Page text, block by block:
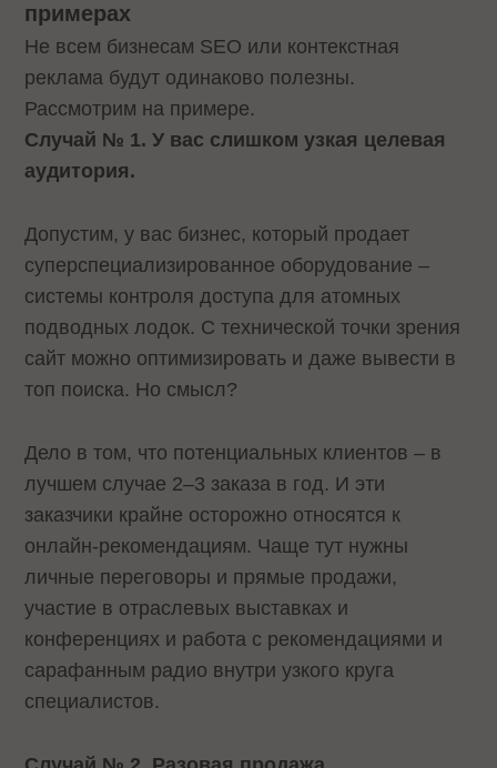
примерах
Не всем бизнесам SEO или контекстная
реклама будут одинаково полезны.
Рассмотрим на примере.
Случай № 1. У вас слишком узкая целевая
аудитория.
Допустим, у вас бизнес, который продает
суперспециализированное оборудование –
системы контроля доступа для атомных
подводных лодок. С технической точки зрения
сайт можно оптимизировать и даже вывести в
топ поиска. Но смысл?
Дело в том, что потенциальных клиентов – в
лучшем случае 2–3 заказа в год. И эти
заказчики крайне осторожно относятся к
онлайн-рекомендациям. Чаще тут нужны
личные переговоры и прямые продажи,
участие в отраслевых выставках и
конференциях и работа с рекомендациями и
сарафанным радио внутри узкого круга
специалистов.